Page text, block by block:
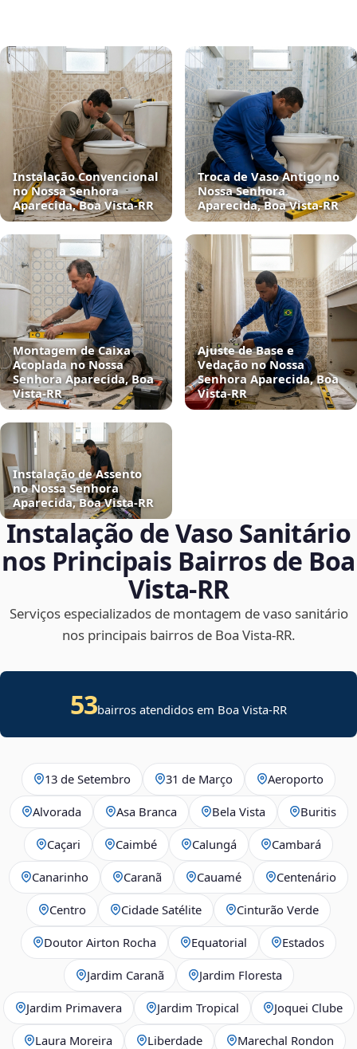
Instalação Convencional
no Nossa Senhora
Aparecida, Boa Vista‑RR
Troca de Vaso Antigo no
Nossa Senhora
Aparecida, Boa Vista‑RR
Montagem de Caixa
Acoplada no Nossa
Senhora Aparecida, Boa
Vista‑RR
Ajuste de Base e
Vedação no Nossa
Senhora Aparecida, Boa
Vista‑RR
Instalação de Assento
no Nossa Senhora
Aparecida, Boa Vista‑RR
Instalação de Vaso Sanitário
nos Principais Bairros de Boa
Vista‑RR
Serviços especializados de montagem de vaso sanitário
nos principais bairros de Boa Vista‑RR.
53bairros atendidos em Boa Vista-RR
13 de Setembro 31 de Março Aeroporto
Alvorada Asa Branca Bela Vista Buritis
Caçari Caimbé Calungá Cambará
Canarinho Caranã Cauamé Centenário
Centro Cidade Satélite Cinturão Verde
Doutor Airton Rocha Equatorial Estados
Jardim Caranã Jardim Floresta
Jardim Primavera Jardim Tropical Joquei Clube
Laura Moreira Liberdade Marechal Rondon